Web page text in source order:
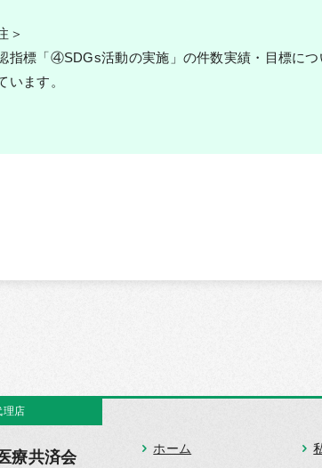
＞
指標「④SDGs活動の実施」の件数実績・目標に
います。
理店
療共済会 ホーム